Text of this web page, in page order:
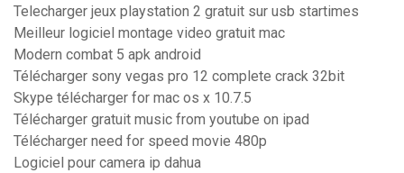
Telecharger jeux playstation 2 gratuit sur usb startimes
Meilleur logiciel montage video gratuit mac
Modern combat 5 apk android
Télécharger sony vegas pro 12 complete crack 32bit
Skype télécharger for mac os x 10.7.5
Télécharger gratuit music from youtube on ipad
Télécharger need for speed movie 480p
Logiciel pour camera ip dahua